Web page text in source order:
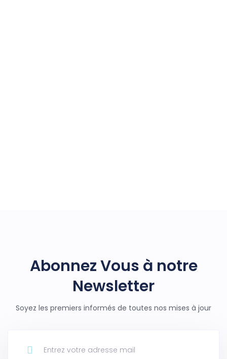
Abonnez Vous à notre
Newsletter
Soyez les premiers informés de toutes nos mises à jour